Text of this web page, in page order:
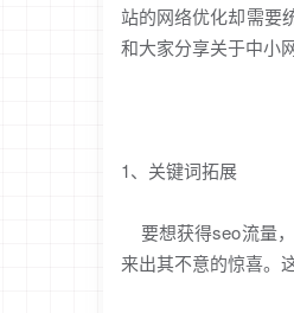
站的网络优化却需要
和大家分享关于中小
1、关键词拓展
要想获得seo流量
来出其不意的惊喜。